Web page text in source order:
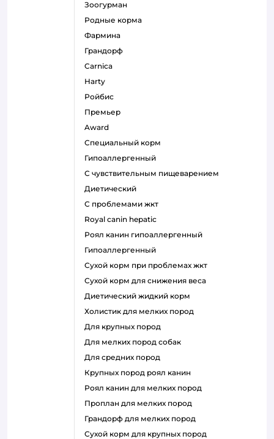
зоогурман
родные корма
фармина
грандорф
carnica
harty
ройбис
премьер
award
специальный корм
гипоаллергенный
с чувствительным пищеварением
диетический
с проблемами жкт
royal canin hepatic
роял канин гипоаллергенный
гипоаллергенный
сухой корм при проблемах жкт
сухой корм для снижения веса
диетический жидкий корм
холистик для мелких пород
для крупных пород
для мелких пород собак
для средних пород
крупных пород роял канин
роял канин для мелких пород
проплан для мелких пород
грандорф для мелких пород
сухой корм для крупных пород